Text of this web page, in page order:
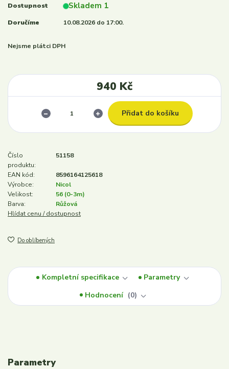
Dostupnost Skladem 1
Doručíme 10.08.2026 do 17:00.
Nejsme plátci DPH
940 Kč
Přidat do košíku
Číslo
produktu:
51158
EAN kód:
8596164125618
Výrobce:
Nicol
Velikost:
56 (0-3m)
Barva:
Růžová
Hlídat cenu / dostupnost
Do oblíbených
Kompletní specifikace
Parametry
Hodnocení
0
Parametry